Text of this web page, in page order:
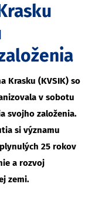
Krasku (KVSIK) so
v sobotu
svojho založenia.
si významu
25 rokov
a rozvoj
zemi.